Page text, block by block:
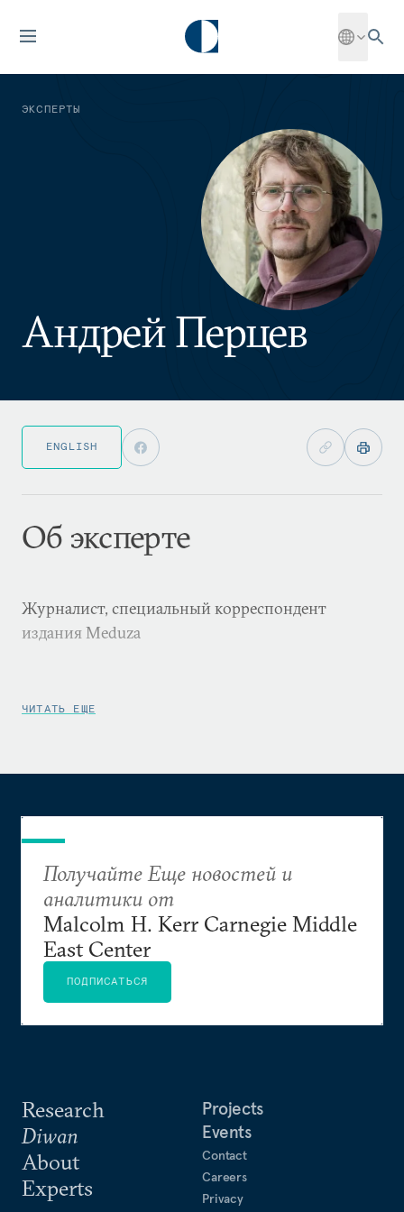
ЭКСПЕРТЫ
Андрей Перцев
ENGLISH
Об эксперте
Журналист, специальный корреспондент
издания Meduza
ЧИТАТЬ ЕЩЕ
Research
Diwan
About
Experts
Projects
Events
Contact
Careers
Privacy
Получайте Еще новостей и
аналитики от
Malcolm H. Kerr Carnegie Middle
East Center
ПОДПИСАТЬСЯ